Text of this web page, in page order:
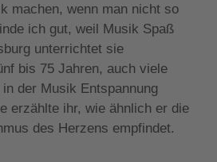
machen, wenn man nicht so
ich gut, weil Musik Spaß
unterrichtet sie
bis 75 Jahren, auch viele
der Musik Entspannung
erzählte ihr, wie ähnlich er die
des Herzens empfindet.